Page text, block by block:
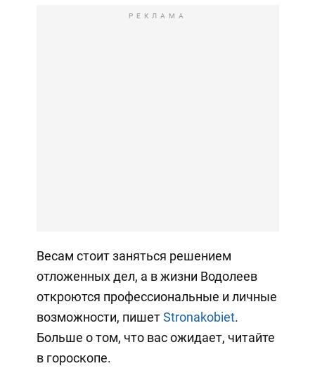
РЕКЛАМА
Весам стоит заняться решением
отложенных дел, а в жизни Водолеев
откроются профессиональные и личные
возможности, пишетStronakobiet.
Больше о том, что вас ожидает, читайте
в гороскопе.